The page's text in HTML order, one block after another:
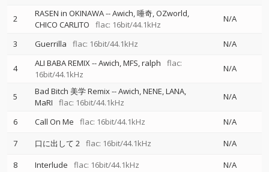
2 RASEN in OKINAWA--Awich 唾奇 OZworld
CHICO CARLITO
flac: 16bit/44.1kHz
N/A
3 Guerrilla flac: 16bit/44.1kHz N/A
4 ALI BABA REMIX--Awich MFS ralph
flac:
16bit/44.1kHz
N/A
5 Bad Bitch 美学 Remix--Awich NENE LANA
MaRI
flac: 16bit/44.1kHz
N/A
6 Call On Me flac: 16bit/44.1kHz
N/A
7
口に出して 2 flac: 16bit/44.1kHz
N/A
8
Interlude flac: 16bit/44.1kHz N/A